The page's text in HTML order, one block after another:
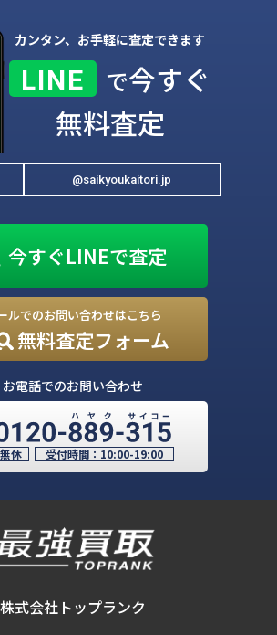
カンタン、お手軽に査定できます
LINE で今すぐ
無料査定
@saikyoukaitori.jp
今すぐLINEで査定
ルでのお問い合わせはこちら
無料査定フォーム
お電話でのお問い合わせ
休 受付時間： 10:00-19:00
株式会社トップランク